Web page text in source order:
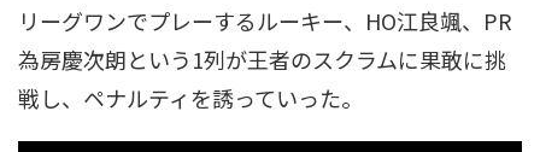
リーグワンでプレーするルーキー、HO江良颯、PR
為房慶次朗という1列が王者のスクラムに果敢に挑
戦し、ペナルティを誘っていった。